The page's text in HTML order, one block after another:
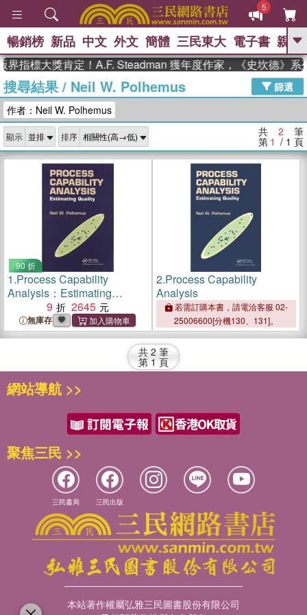
5
GO
熱搜： 東野圭吾 高希均教授回憶錄
、 The Odyssey 、 父親節 、 花開錦
李登輝時代 、 數學女孩：黎曼猜想
、
如果歷史是一
群喵 、 臺灣漫遊錄
暢銷榜 新品 中文 外文 簡體 三民東大 電子書 親子
指標大獎肯定！A.F. Steadman 獲年度作家，《史坎德》系
搜尋結果/ Neil W. Polhemus
篩選
作者：Neil W. Polhemus
顯示 排序 共 2 筆
第 1 / 1 頁
90 折
1.Process Capability
Analysis：Estimating
9 2645
無庫存
2.Process Capability
Analysis
若需訂購本書，請電洽客服 02-
25006600[分機130、131]。
共 2 筆
第 1 頁
網站導航 >>
聚焦三民 >>
三民書局 三民出版
本站著作權屬弘雅三民圖書股份有限公司